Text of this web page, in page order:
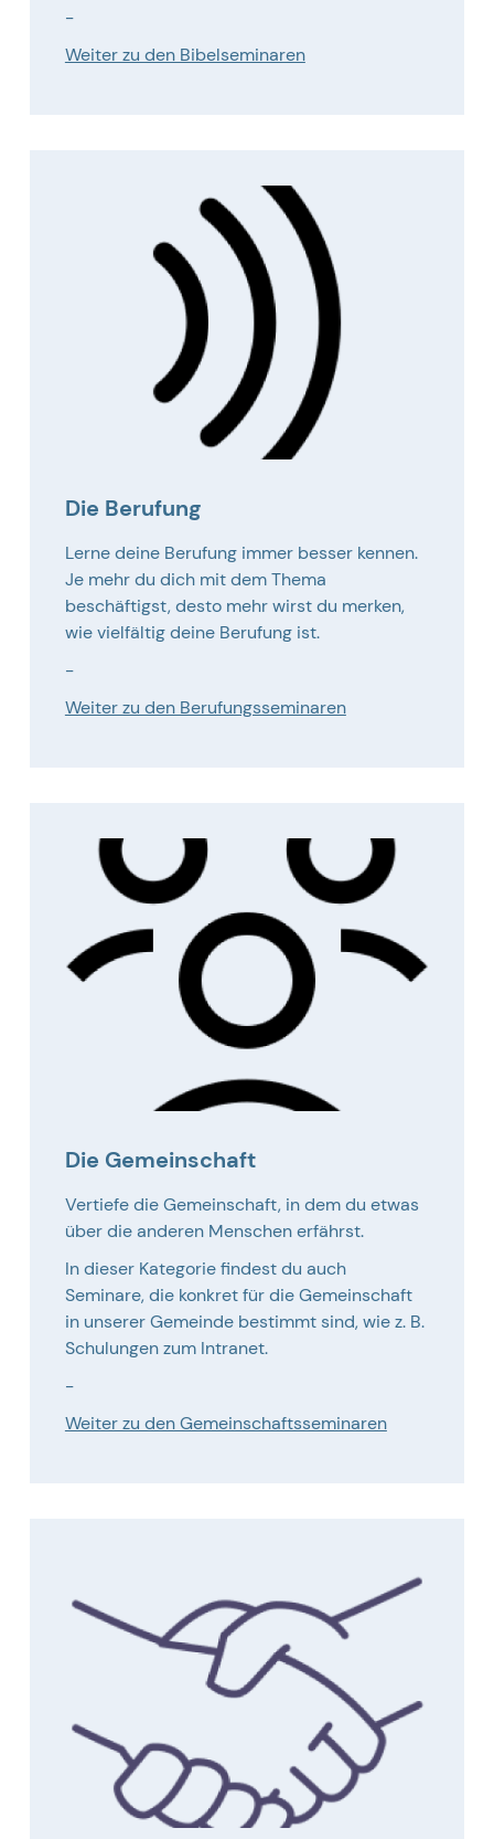
-
Weiter zu den Bibelseminaren
Die Berufung
Lerne deine Berufung immer besser kennen.
Je mehr du dich mit dem Thema
beschäftigst, desto mehr wirst du merken,
wie vielfältig deine Berufung ist.
-
Weiter zu den Berufungsseminaren
Die Gemeinschaft
Vertiefe die Gemeinschaft, in dem du etwas
über die anderen Menschen erfährst.
In dieser Kategorie findest du auch
Seminare, die konkret für die Gemeinschaft
in unserer Gemeinde bestimmt sind, wie z. B.
Schulungen zum Intranet.
-
Weiter zu den Gemeinschaftsseminaren